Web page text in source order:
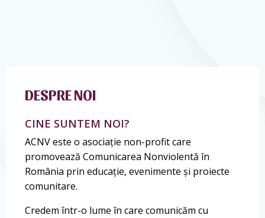
DESPRE NOI
CINE SUNTEM NOI?
ACNV este o asociație non-profit care
promovează Comunicarea Nonviolentă în
România prin educație, evenimente și proiecte
comunitare.
Credem într-o lume în care comunicăm cu